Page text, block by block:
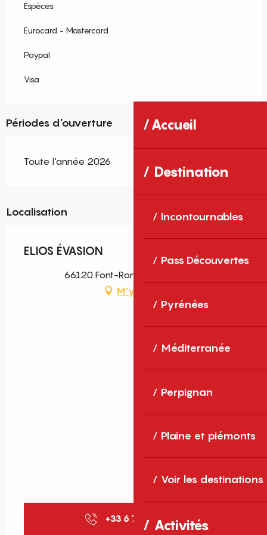
Accueil
Destination
Incontournables
Pass Découvertes
Pyrénées
Méditerranée
Perpignan
Plaine et piémonts
Voir les destinations
Activités
Espèces
Eurocard - Mastercard
Paypal
Visa
Périodes d'ouverture
Toute l'année 2026
Localisation
ELIOS ÉVASION
66120 Font-Romeu-Odeillo-Via
M'y rendre
+33 6 79 02 93 ▒▒